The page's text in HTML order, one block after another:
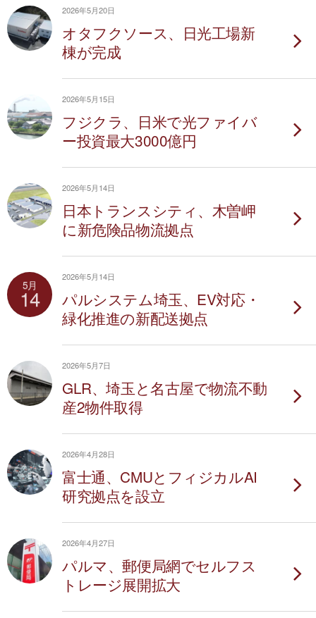
2026年5月20日
オタフクソース、日光工場新
棟が完成
2026年5月15日
フジクラ、日米で光ファイバ
ー投資最大3000億円
2026年5月14日
日本トランスシティ、木曽岬
に新危険品物流拠点
5月
14
2026年5月14日
パルシステム埼玉、EV対応・
緑化推進の新配送拠点
2026年5月7日
GLR、埼玉と名古屋で物流不動
産2物件取得
2026年4月28日
富士通、CMUとフィジカルAI
研究拠点を設立
2026年4月27日
パルマ、郵便局網でセルフス
トレージ展開拡大